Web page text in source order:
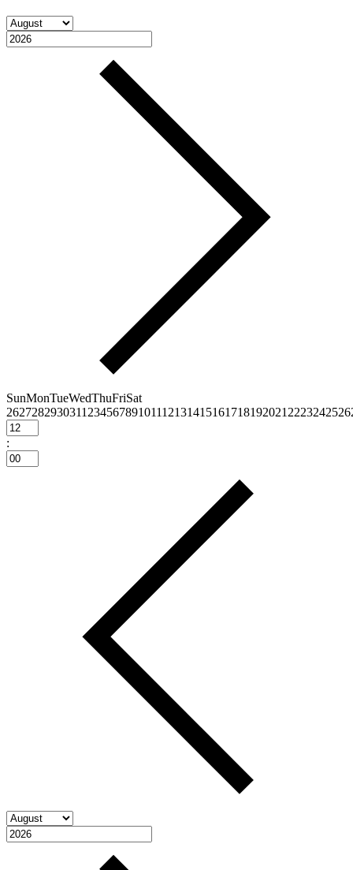
SunMonTueWedThuFriSat
2627282930311 23456789101112131415161718192021 2223242526
: